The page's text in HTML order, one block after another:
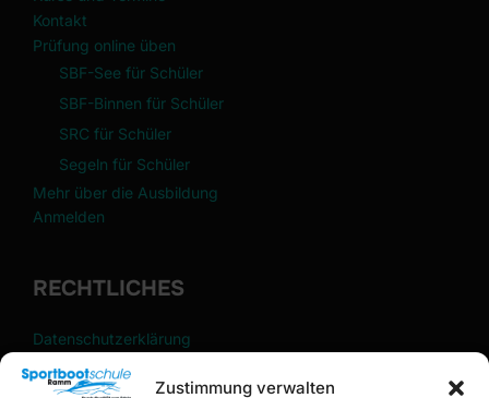
Zustimmung verwalten
Kontakt
Prüfung online üben
SBF-See für Schüler
SBF-Binnen für Schüler
SRC für Schüler
Segeln für Schüler
Mehr über die Ausbildung
Anmelden
RECHTLICHES
Datenschutzerklärung
Cookie-Richtlinie (EU)